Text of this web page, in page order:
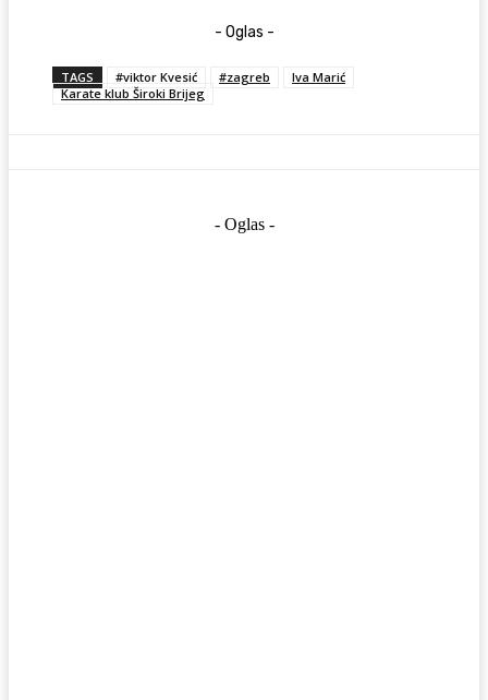
- Oglas -
TAGS #viktor Kvesić #zagreb
Iva Marić
Karate klub Široki Brijeg
- Oglas -